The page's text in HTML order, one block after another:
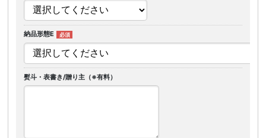
納品形態E
熨斗・表書き/贈り主（※有料）